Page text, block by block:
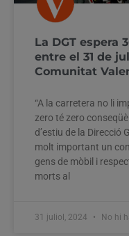
La DGT espera
entre el 31 de
Comunitat
“A la carretera no li
zero té zero
d’estiu de la Direcció
molt important un
gens de mòbil i
morts al
31 juliol, 2024 No hi